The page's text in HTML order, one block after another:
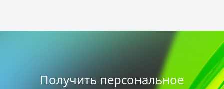
Получить персональное